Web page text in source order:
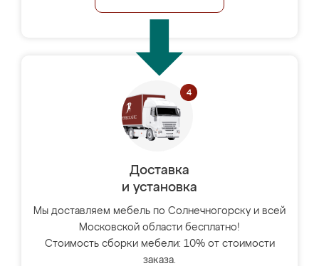
Доставка
и установка
Мы доставляем мебель по Солнечногорску и всей
Московской области бесплатно!
Стоимость сборки мебели: 10% от стоимости
заказа.